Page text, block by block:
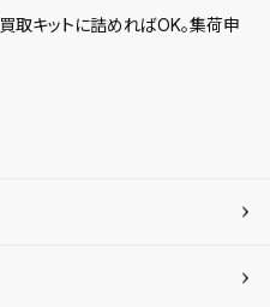
取キットに詰めればOK。集荷申